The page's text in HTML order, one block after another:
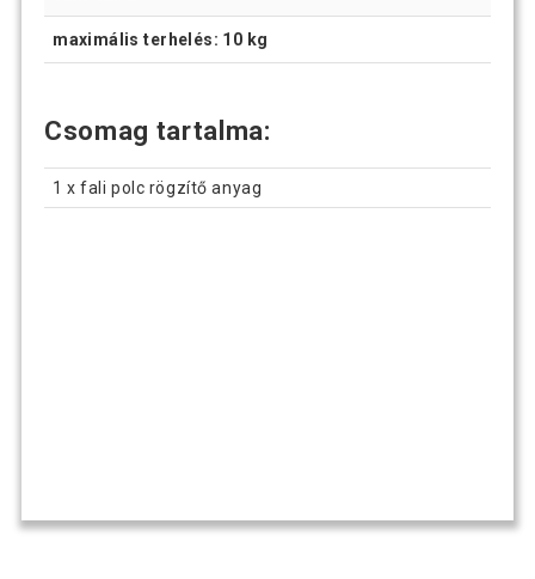
maximális terhelés: 10 kg
Csomag tartalma:
1 x fali polc rögzítő anyag